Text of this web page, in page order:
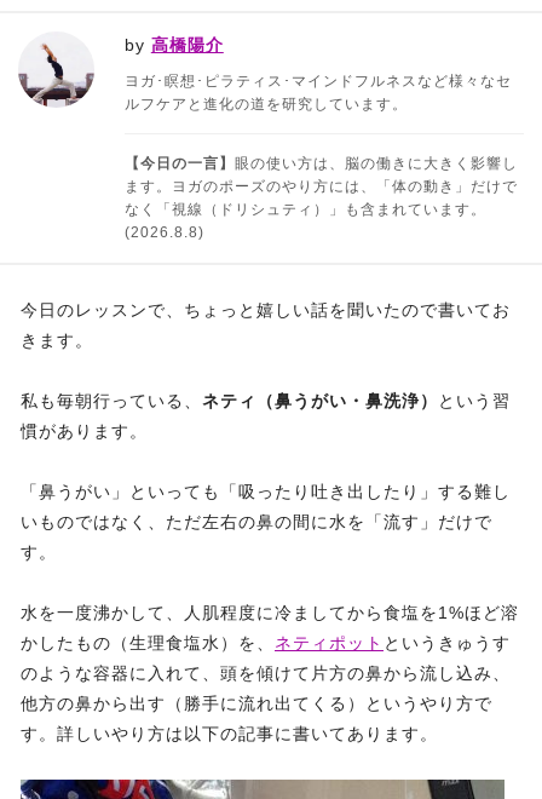
by 高橋陽介
ヨガ･瞑想･ピラティス･マインドフルネスなど様々なセ
ルフケアと進化の道を研究しています。
【今日の一言】 眼の使い方は、脳の働きに大きく影響し
ます。ヨガのポーズのやり方には、「体の動き」だけで
なく「視線（ドリシュティ）」も含まれています。
(2026.8.8)
今日のレッスンで、ちょっと嬉しい話を聞いたので書いてお
きます。
私も毎朝行っている、 ネティ（鼻うがい・鼻洗浄）
という習
慣があります。
「鼻うがい」といっても「吸ったり吐き出したり」する難し
いものではなく、ただ左右の鼻の間に水を「流す」だけで
す。
水を一度沸かして、人肌程度に冷ましてから食塩を1%ほど溶
かしたもの（生理食塩水）を、 ネティポット というきゅうす
のような容器に入れて、頭を傾けて片方の鼻から流し込み、
他方の鼻から出す（勝手に流れ出てくる）というやり方で
す。詳しいやり方は以下の記事に書いてあります。